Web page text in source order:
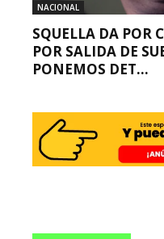
NACIONAL
SQUELLA DA POR
POR SALIDA DE
PONEMOS DET...